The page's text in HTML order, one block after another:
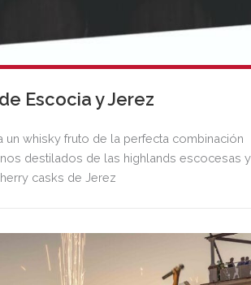
Escocia y Jerez
un whisky fruto de la perfecta combinación
destilados de las highlands escocesas y
casks de Jerez